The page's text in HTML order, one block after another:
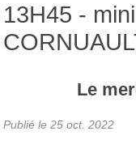
13H45 -
Le
Publié le 25 oct. 2022